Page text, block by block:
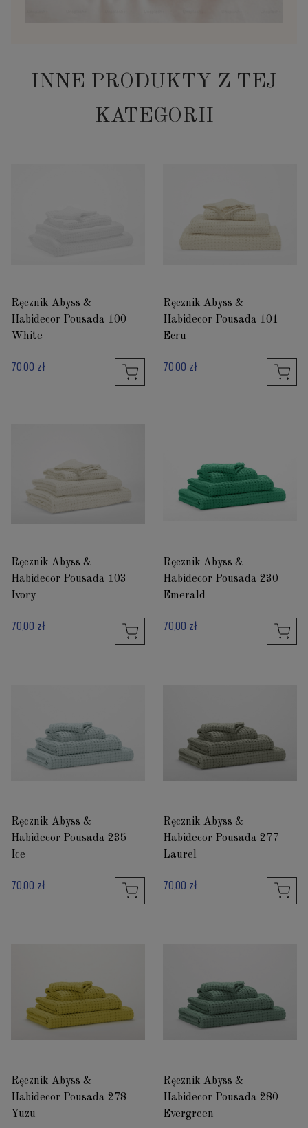
INNE PRODUKTY Z TEJ
KATEGORII
Ręcznik Abyss &
Habidecor Pousada 100
White
70,00 zł
Ręcznik Abyss &
Habidecor Pousada 101
Ecru
70,00 zł
Ręcznik Abyss &
Habidecor Pousada 103
Ivory
70,00 zł
Ręcznik Abyss &
Habidecor Pousada 230
Emerald
70,00 zł
Ręcznik Abyss &
Habidecor Pousada 235
Ice
70,00 zł
Ręcznik Abyss &
Habidecor Pousada 277
Laurel
70,00 zł
Ręcznik Abyss &
Habidecor Pousada 278
Yuzu
Ręcznik Abyss &
Habidecor Pousada 280
Evergreen